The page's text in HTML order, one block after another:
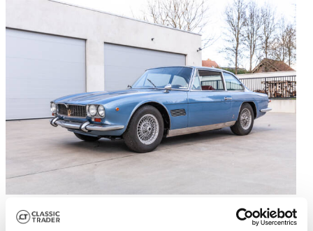
1966 | Maserati Mexico 4200